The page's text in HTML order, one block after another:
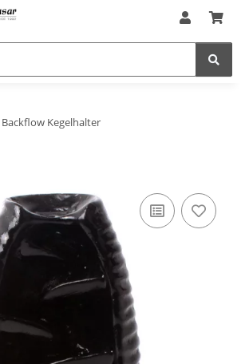
Backflow Kegelhalter